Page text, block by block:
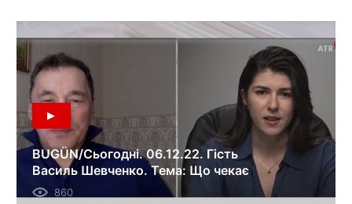
BUGÜN/Сьогодні. 06.12.22. Гість
Василь Шевченко. Тема: Що чекає
на Україну в умовах знищення
860